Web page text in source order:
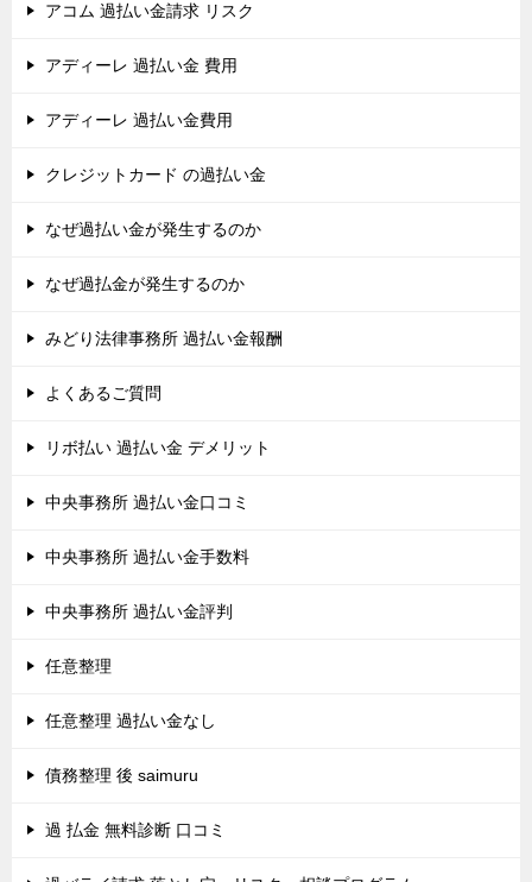
アコム 過払い金請求 リスク
アディーレ 過払い金 費用
アディーレ 過払い金費用
クレジットカード の過払い金
なぜ過払い金が発生するのか
なぜ過払金が発生するのか
みどり法律事務所 過払い金報酬
よくあるご質問
リボ払い 過払い金 デメリット
中央事務所 過払い金口コミ
中央事務所 過払い金手数料
中央事務所 過払い金評判
任意整理
任意整理 過払い金なし
債務整理 後 saimuru
過 払金 無料診断 口コミ